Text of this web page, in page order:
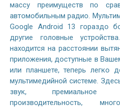
массу преимуществ по
автомобильным радио.
Google Android 13 гораздо
другие головные
находится на расстоянии
приложения, доступные в
или планшете, теперь легко
мультимедийной системе.
звук, премиальное
производительность,